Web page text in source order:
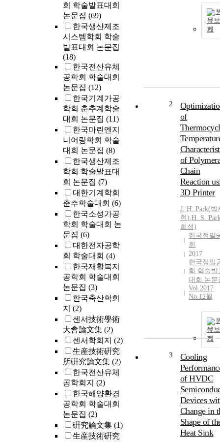
회 학술발표대회
논문집 (69)
한국생산제조
시스템학회 학술
발표대회 논문집
(18)
한국전산유체
공학회 학술대회
논문집 (12)
한국기계가공
학회 춘추계학술
대회 논문집 (11)
한국마린엔지
니어링학회 학술
대회 논문집 (8)
한국생산제조
학회 학술발표대
회 논문집 (7)
대한기계학회
춘추학술대회 (6)
한국소성가공
학회 학술대회 논
문집 (6)
대한전자공학
회 학술대회 (4)
한국재활복지
공학회 학술대회
논문집 (3)
한국축산학회
지 (2)
센서技術學術
大會論文集 (2)
센서학회지 (2)
生産技術硏究
所硏究論文集 (2)
한국전산유체
공학회지 (2)
한국해양환경
공학회 학술대회
논문집 (2)
硏究論文集 (1)
生産技術硏究
문보
기
2
of
of
Chain
Reaction
3D Printer
J. H. Park(박
현),H. S.
희성)
한국정밀
회
2017
한국정밀
회 학술발
대회 논문
Vol.2017
No.12월
문보
기
3
Cooling
of HVDC
Devices
Change in
Shape of
Heat Sink